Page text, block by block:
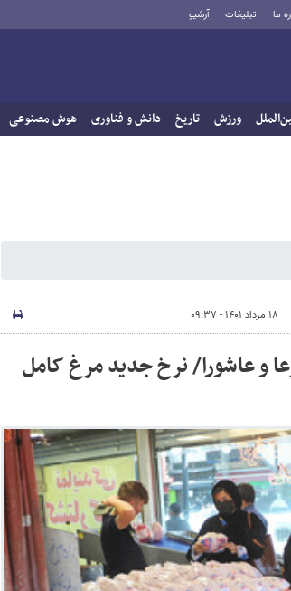
ما تبلیغات آرشیو
ورزش تاریخ دانش و فناوری هوش مصنوعی
۱۸ مرداد ۱۴۰۱ - ۰۹:۳۷
و عاشورا/ نرخ جدید مرغ کامل